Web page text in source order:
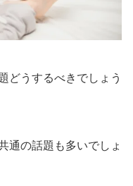
どうするべきでしょう
通の話題も多いでしょ